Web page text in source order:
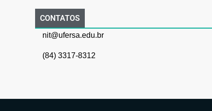
CONTATOS
nit@ufersa.edu.br
(84) 3317-8312